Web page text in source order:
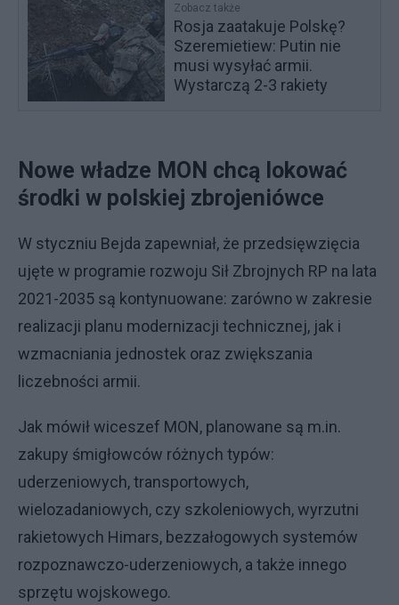
Zobacz także
Rosja zaatakuje Polskę?
Szeremietiew: Putin nie
musi wysyłać armii.
Wystarczą 2-3 rakiety
Nowe władze MON chcą lokować
środki w polskiej zbrojeniówce
W styczniu Bejda zapewniał, że przedsięwzięcia
ujęte w programie rozwoju Sił Zbrojnych RP na lata
2021-2035 są kontynuowane: zarówno w zakresie
realizacji planu modernizacji technicznej, jak i
wzmacniania jednostek oraz zwiększania
liczebności armii.
Jak mówił wiceszef MON, planowane są m.in.
zakupy śmigłowców różnych typów:
uderzeniowych, transportowych,
wielozadaniowych, czy szkoleniowych, wyrzutni
rakietowych Himars, bezzałogowych systemów
rozpoznawczo-uderzeniowych, a także innego
sprzętu wojskowego.